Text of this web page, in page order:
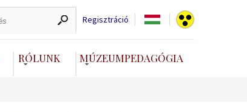
Regisztráció
RÓLUNK MÚZEUMPEDAGÓGIA